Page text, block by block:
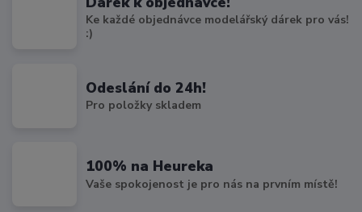
Ke každé objednávce modelářský dárek pro vás!
:)
Odeslání do 24h!
Pro položky skladem
100% na Heureka
Vaše spokojenost je pro nás na prvním místě!